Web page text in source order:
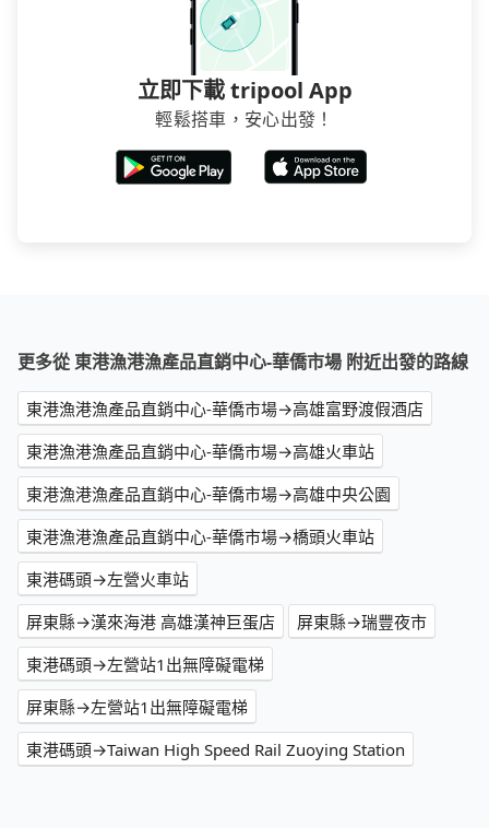
立即下載 tripool App
輕鬆搭車，安心出發！
更多從 東港漁港漁產品直銷中心-華僑市場 附近出發的路線
東港漁港漁產品直銷中心-華僑市場→高雄富野渡假酒店
東港漁港漁產品直銷中心-華僑市場→高雄火車站
東港漁港漁產品直銷中心-華僑市場→高雄中央公園
東港漁港漁產品直銷中心-華僑市場→橋頭火車站
東港碼頭→左營火車站
屏東縣→漢來海港 高雄漢神巨蛋店
屏東縣→瑞豐夜市
東港碼頭→左營站1出無障礙電梯
屏東縣→左營站1出無障礙電梯
東港碼頭→Taiwan High Speed Rail Zuoying Station